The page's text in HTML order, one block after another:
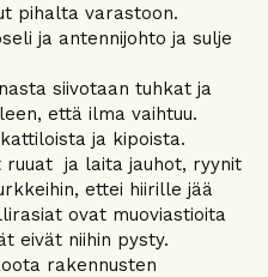
pihalta varastoon.
ja antennijohto ja sulje
siivotaan tuhkat ja
että ilma vaihtuu.
ja kipoista.
ruuat ja laita jauhot, ryynit
ettei hiirille jää
ovat muoviastioita
eivät niihin pysty.
rakennusten